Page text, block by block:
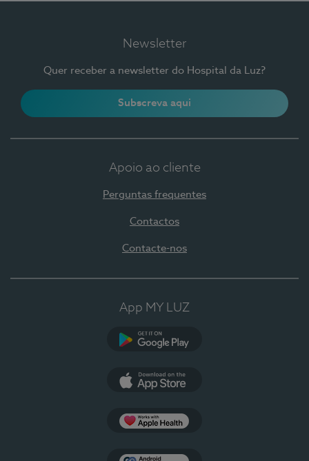
Newsletter
Quer receber a newsletter do Hospital da Luz?
Subscreva aqui
Apoio ao cliente
Perguntas frequentes
Contactos
Contacte-nos
App MY LUZ